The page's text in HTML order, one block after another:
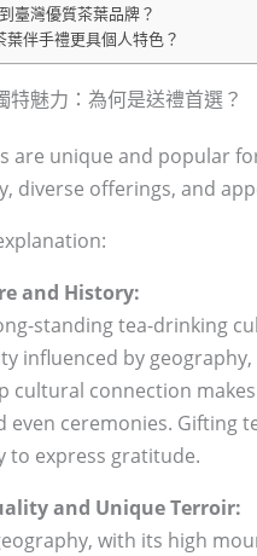
臺灣優質茶葉品牌？
葉伴手禮更具個人特色？
特魅力：為何是送禮首選？
are unique and popular
diverse offerings, and
and History:
standing tea-drinking
influenced by
cultural connection
even ceremonies. Gifting
to express gratitude.
and Unique Terroir:
with its high